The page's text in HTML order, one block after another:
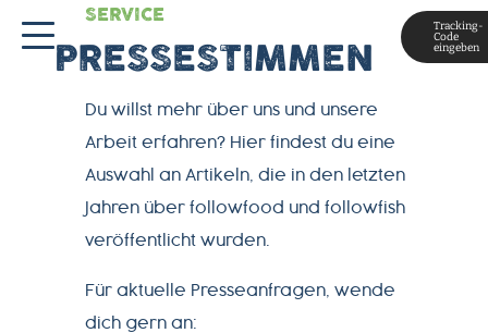
Tracking-
Code
eingeben
MAGAZIN
SERVICE
PRESSESTIMMEN
Du willst mehr über uns und unsere
Arbeit erfahren? Hier findest du eine
Auswahl an Artikeln, die in den letzten
Jahren über followfood und followfish
veröffentlicht wurden.
Für aktuelle Presseanfragen, wende
dich gern an: